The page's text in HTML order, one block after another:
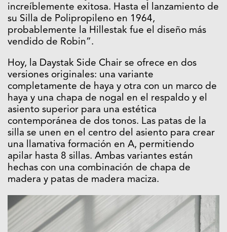
increíblemente exitosa. Hasta el lanzamiento de
su Silla de Polipropileno en 1964,
probablemente la Hillestak fue el diseño más
vendido de Robin”.
Hoy, la Daystak Side Chair se ofrece en dos
versiones originales: una variante
completamente de haya y otra con un marco de
haya y una chapa de nogal en el respaldo y el
asiento superior para una estética
contemporánea de dos tonos. Las patas de la
silla se unen en el centro del asiento para crear
una llamativa formación en A, permitiendo
apilar hasta 8 sillas. Ambas variantes están
hechas con una combinación de chapa de
madera y patas de madera maciza.